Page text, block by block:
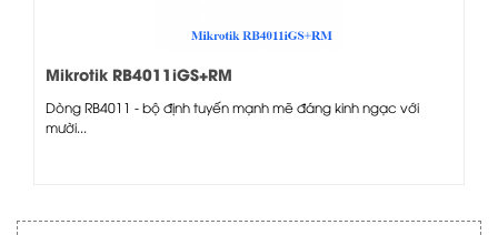
Mikrotik RB4011iGS+RM
Dòng RB4011 - bộ định tuyến mạnh mẽ đáng kinh ngạc với
mười...